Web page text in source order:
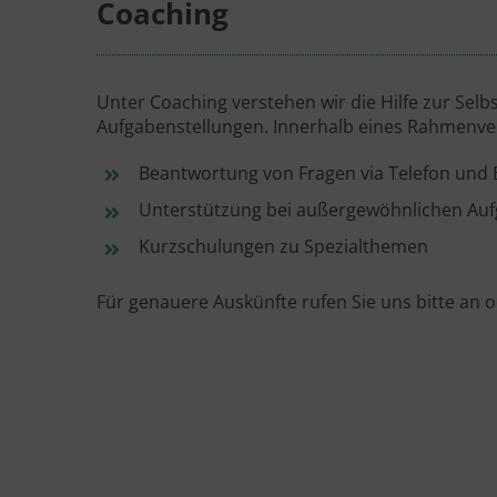
Coaching
Unter Coaching verstehen wir die Hilfe zur
Aufgabenstellungen. Innerhalb eines
Beantwortung von Fragen via Telefon und
Unterstützung bei außergewöhnlichen
Kurzschulungen zu Spezialthemen
Für genauere Auskünfte rufen Sie uns bitte an